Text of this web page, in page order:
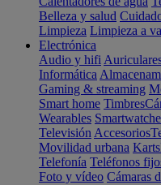
Belleza y salud
Limpieza Limpieza a
Electrónica
Audio y hifi
Informática
Gaming & streaming
Smart home Timbres
Wearables
Televisión Accesorios
Movilidad urbana Karts
Telefonía Teléfonos
Foto y vídeo Cámaras